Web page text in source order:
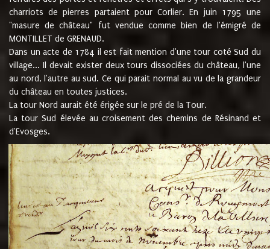
charriots de pierres partaient pour Corlier. En juin 1795 une
"masure de château" fut vendue comme bien de l'émigré de
MONTILLET de GRENAUD.
Dans un acte de 1784 il est fait mention d'une tour coté Sud du
village... Il devait exister deux tours dissociées du château, l'une
au nord, l'autre au sud. Ce qui parait normal au vu de la grandeur
du château en toutes justices.
La tour Nord aurait été érigée sur le pré de la Tour.
La tour Sud élevée au croisement des chemins de Résinand et
d'Evosges.